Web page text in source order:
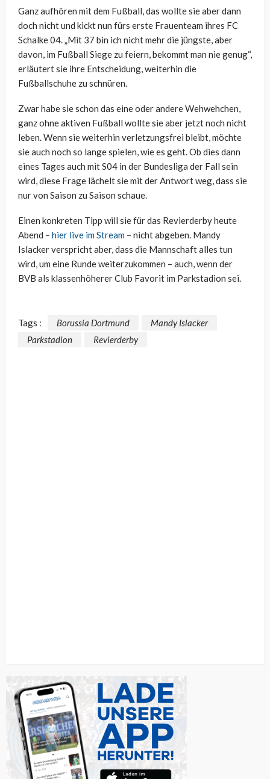
Ganz aufhören mit dem Fußball, das wollte sie aber dann
doch nicht und kickt nun fürs erste Frauenteam ihres FC
Schalke 04. „Mit 37 bin ich nicht mehr die jüngste, aber
davon, im Fußball Siege zu feiern, bekommt man nie genug“,
erläutert sie ihre Entscheidung, weiterhin die
Fußballschuhe zu schnüren.
Zwar habe sie schon das eine oder andere Wehwehchen,
ganz ohne aktiven Fußball wollte sie aber jetzt noch nicht
leben. Wenn sie weiterhin verletzungsfrei bleibt, möchte
sie auch noch so lange spielen, wie es geht. Ob dies dann
eines Tages auch mit S04 in der Bundesliga der Fall sein
wird, diese Frage lächelt sie mit der Antwort weg, dass sie
nur von Saison zu Saison schaue.
Einen konkreten Tipp will sie für das Revierderby heute
Abend – hier live im Stream – nicht abgeben. Mandy
Islacker verspricht aber, dass die Mannschaft alles tun
wird, um eine Runde weiterzukommen – auch, wenn der
BVB als klassenhöherer Club Favorit im Parkstadion sei.
Tags : Borussia Dortmund
Mandy Islacker
Parkstadion
Revierderby